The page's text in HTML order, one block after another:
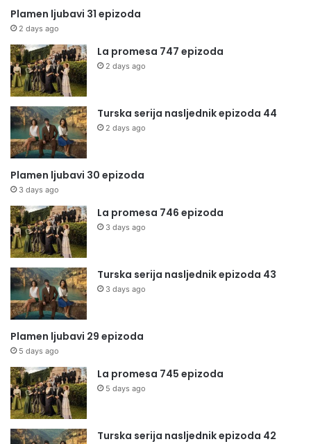
Plamen ljubavi 31 epizoda
2 days ago
La promesa 747 epizoda
2 days ago
Turska serija nasljednik epizoda 44
2 days ago
Plamen ljubavi 30 epizoda
3 days ago
La promesa 746 epizoda
3 days ago
Turska serija nasljednik epizoda 43
3 days ago
Plamen ljubavi 29 epizoda
5 days ago
La promesa 745 epizoda
5 days ago
Turska serija nasljednik epizoda 42